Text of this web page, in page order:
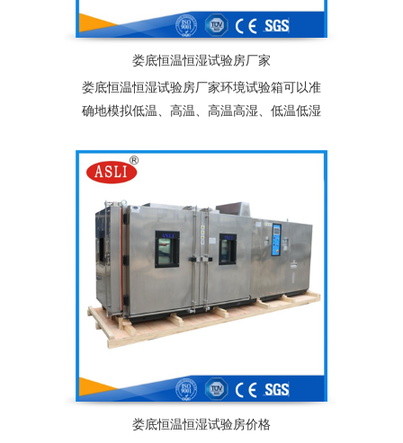
娄底恒温恒湿试验房厂家
娄底恒温恒湿试验房厂家环境试验箱可以准
确地模拟低温、高温、高温高湿、低温低湿
食品、服装、车辆、金属、化学、建材等多
种行业的产品可靠性检测
娄底恒温恒湿试验房价格